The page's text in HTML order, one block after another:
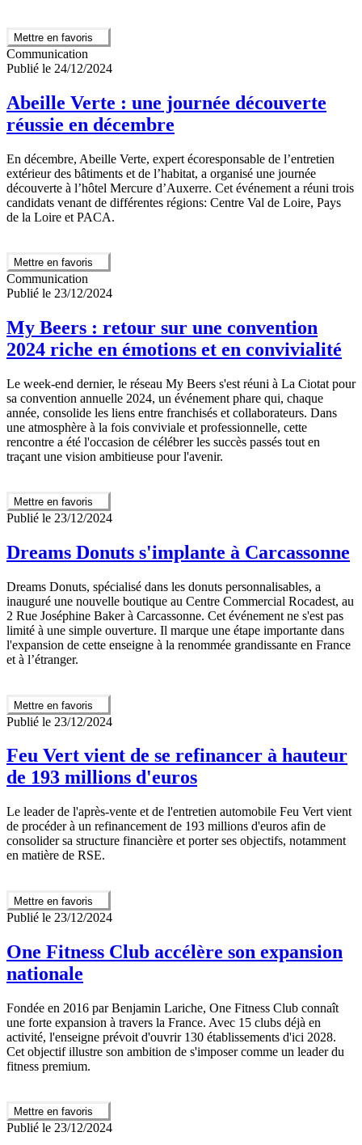
Mettre en favoris
Communication
Publié le 24/12/2024
Abeille Verte : une journée découverte
réussie en décembre
En décembre, Abeille Verte, expert écoresponsable de l’entretien
extérieur des bâtiments et de l’habitat, a organisé une journée
découverte à l’hôtel Mercure d’Auxerre. Cet événement a réuni trois
candidats venant de différentes régions: Centre Val de Loire, Pays
de la Loire et PACA.
Mettre en favoris
Communication
Publié le 23/12/2024
My Beers : retour sur une convention
2024 riche en émotions et en convivialité
Le week-end dernier, le réseau My Beers s'est réuni à La Ciotat pour
sa convention annuelle 2024, un événement phare qui, chaque
année, consolide les liens entre franchisés et collaborateurs. Dans
une atmosphère à la fois conviviale et professionnelle, cette
rencontre a été l'occasion de célébrer les succès passés tout en
traçant une vision ambitieuse pour l'avenir.
Mettre en favoris
Publié le 23/12/2024
Dreams Donuts s'implante à Carcassonne
Dreams Donuts, spécialisé dans les donuts personnalisables, a
inauguré une nouvelle boutique au Centre Commercial Rocadest, au
2 Rue Joséphine Baker à Carcassonne. Cet événement ne s'est pas
limité à une simple ouverture. Il marque une étape importante dans
l'expansion de cette enseigne à la renommée grandissante en France
et à l’étranger.
Mettre en favoris
Publié le 23/12/2024
Feu Vert vient de se refinancer à hauteur
de 193 millions d'euros
Le leader de l'après-vente et de l'entretien automobile Feu Vert vient
de procéder à un refinancement de 193 millions d'euros afin de
consolider sa structure financière et porter ses objectifs, notamment
en matière de RSE.
Mettre en favoris
Publié le 23/12/2024
One Fitness Club accélère son expansion
nationale
Fondée en 2016 par Benjamin Lariche, One Fitness Club connaît
une forte expansion à travers la France. Avec 15 clubs déjà en
activité, l'enseigne prévoit d'ouvrir 130 établissements d'ici 2028.
Cet objectif illustre son ambition de s'imposer comme un leader du
fitness premium.
Mettre en favoris
Publié le 23/12/2024